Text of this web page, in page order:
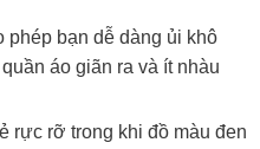
bạn dễ dàng ủi khô
áo giãn ra và ít nhàu
rực rỡ trong khi đồ màu đen